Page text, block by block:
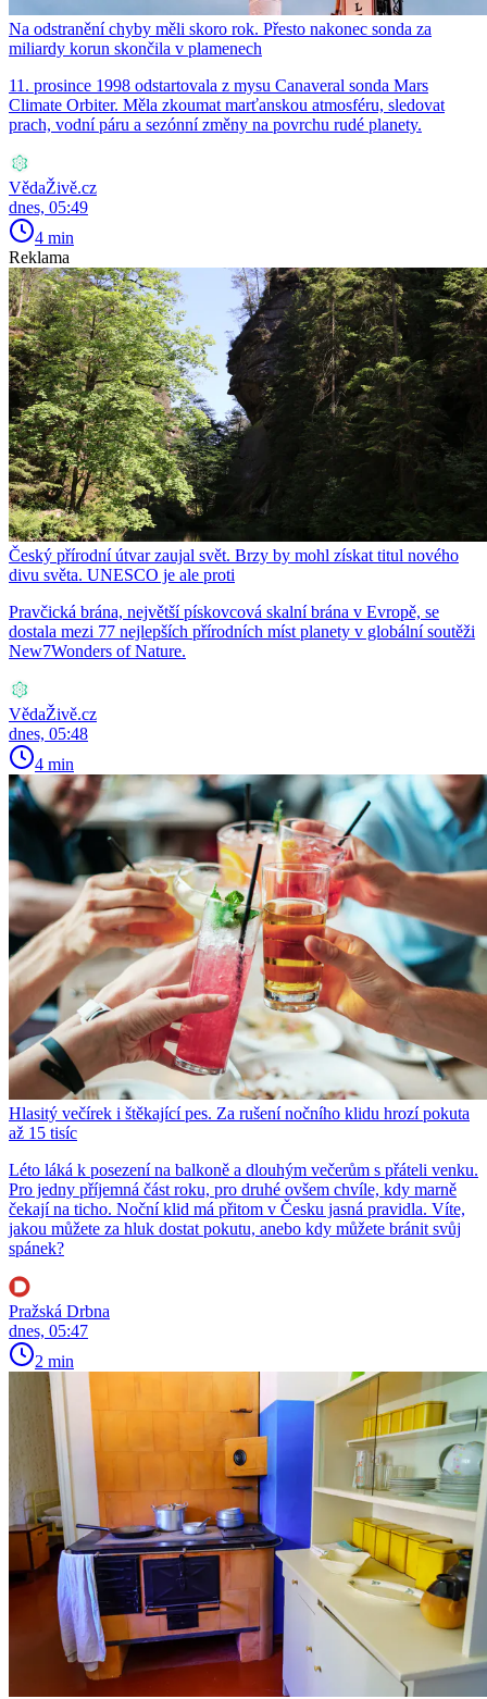
Na odstranění chyby měli skoro rok. Přesto nakonec sonda za
miliardy korun skončila v plamenech
11. prosince 1998 odstartovala z mysu Canaveral sonda Mars
Climate Orbiter. Měla zkoumat marťanskou atmosféru, sledovat
prach, vodní páru a sezónní změny na povrchu rudé planety.
VědaŽivě.cz
dnes, 05:49
4 min
Reklama
Český přírodní útvar zaujal svět. Brzy by mohl získat titul nového
divu světa. UNESCO je ale proti
Pravčická brána, největší pískovcová skalní brána v Evropě, se
dostala mezi 77 nejlepších přírodních míst planety v globální soutěži
New7Wonders of Nature.
VědaŽivě.cz
dnes, 05:48
4 min
Hlasitý večírek i štěkající pes. Za rušení nočního klidu hrozí pokuta
až 15 tisíc
Léto láká k posezení na balkoně a dlouhým večerům s přáteli venku.
Pro jedny příjemná část roku, pro druhé ovšem chvíle, kdy marně
čekají na ticho. Noční klid má přitom v Česku jasná pravidla. Víte,
jakou můžete za hluk dostat pokutu, anebo kdy můžete bránit svůj
spánek?
Pražská Drbna
dnes, 05:47
2 min